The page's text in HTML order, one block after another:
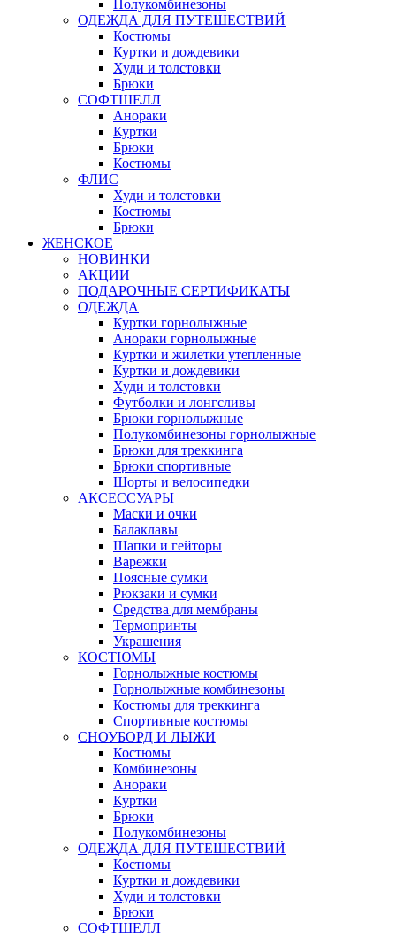
Полукомбинезоны
ОДЕЖДА ДЛЯ ПУТЕШЕСТВИЙ
Костюмы
Куртки и дождевики
Худи и толстовки
Брюки
СОФТШЕЛЛ
Анораки
Куртки
Брюки
Костюмы
ФЛИС
Худи и толстовки
Костюмы
Брюки
ЖЕНСКОЕ
НОВИНКИ
АКЦИИ
ПОДАРОЧНЫЕ СЕРТИФИКАТЫ
ОДЕЖДА
Куртки горнолыжные
Анораки горнолыжные
Куртки и жилетки утепленные
Куртки и дождевики
Худи и толстовки
Футболки и лонгсливы
Брюки горнолыжные
Полукомбинезоны горнолыжные
Брюки для треккинга
Брюки спортивные
Шорты и велосипедки
АКСЕССУАРЫ
Маски и очки
Балаклавы
Шапки и гейторы
Варежки
Поясные сумки
Рюкзаки и сумки
Средства для мембраны
Термопринты
Украшения
КОСТЮМЫ
Горнолыжные костюмы
Горнолыжные комбинезоны
Костюмы для треккинга
Спортивные костюмы
СНОУБОРД И ЛЫЖИ
Костюмы
Комбинезоны
Анораки
Куртки
Брюки
Полукомбинезоны
ОДЕЖДА ДЛЯ ПУТЕШЕСТВИЙ
Костюмы
Куртки и дождевики
Худи и толстовки
Брюки
СОФТШЕЛЛ